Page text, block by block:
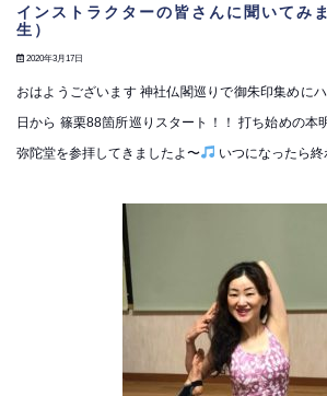
インストラクターの皆さんに聞いてみ
生）
2020年3月17日
おはようございます 神社仏閣巡りで御朱印集めに
日から 篠栗88箇所巡りスタート！！ 打ち始めの本
弥陀堂を参拝してきましたよ〜
いつになったら